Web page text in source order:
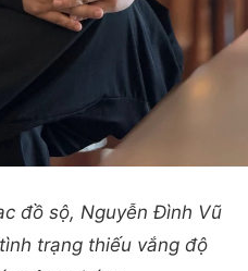
đồ sộ, Nguyễn Đình Vũ
trạng thiếu vắng độ